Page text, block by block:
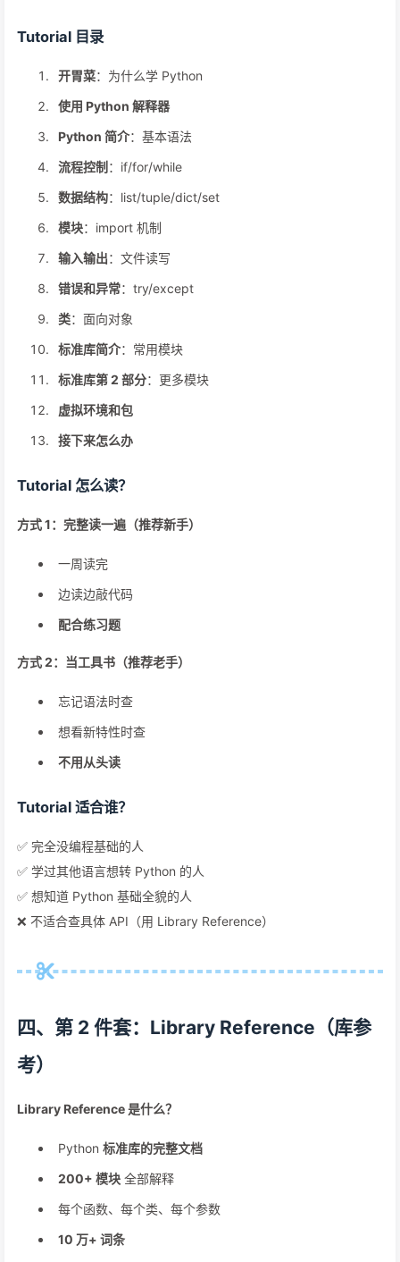
Tutorial 目录
开胃菜：为什么学 Python
使用 Python 解释器
Python 简介：基本语法
流程控制 ：if/for/while
数据结构：list/tuple/dict/set
模块：import 机制
输入输出：文件读写
错误和异常：try/except
类：面向对象
标准库简介：常用模块
标准库第 2 部分：更多模块
虚拟环境和包
接下来怎么办
Tutorial 怎么读？
方式 1：完整读一遍（推荐新手）
一周读完
边读边敲代码
配合练习题
方式 2：当工具书（推荐老手）
忘记语法时查
想看新特性时查
不用从头读
Tutorial 适合谁？
✅ 完全没编程基础的人
✅ 学过其他语言想转 Python 的人
✅ 想知道 Python 基础全貌的人
❌ 不适合查具体 API（用 Library Reference）
四、第 2 件套：Library Reference（库参
考）
Library Reference 是什么？
Python 标准库的完整文档
200+ 模块 全部解释
每个函数、每个类、每个参数
10 万+ 词条